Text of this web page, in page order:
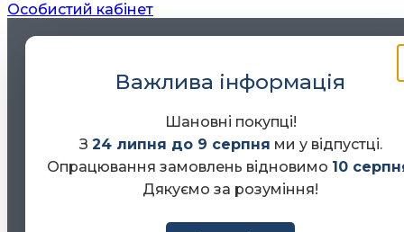
Особистий кабінет
Важлива інформація
Шановні покупці!
З 24 липня до 9 серпня ми у відпустці.
Опрацювання замовлень відновимо 10
Дякуємо за розуміння!